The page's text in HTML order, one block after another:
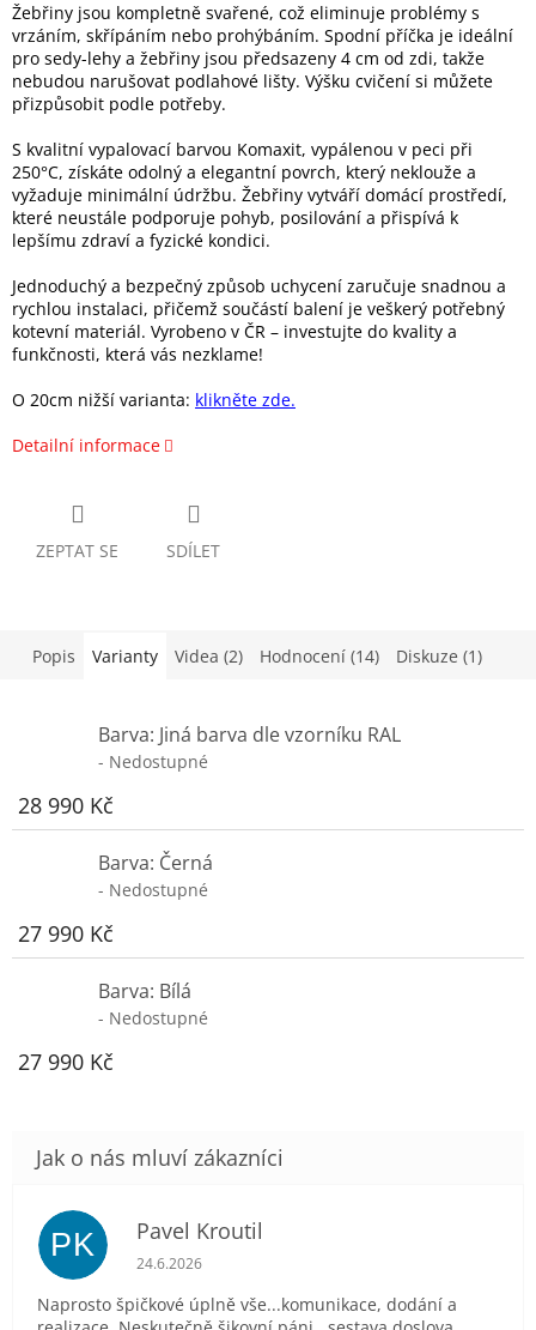
Žebřiny jsou kompletně svařené, což eliminuje problémy s
vrzáním, skřípáním nebo prohýbáním. Spodní příčka je ideální
pro sedy-lehy a žebřiny jsou předsazeny 4 cm od zdi, takže
nebudou narušovat podlahové lišty. Výšku cvičení si můžete
přizpůsobit podle potřeby.
S kvalitní vypalovací barvou Komaxit, vypálenou v peci při
250°C, získáte odolný a elegantní povrch, který neklouže a
vyžaduje minimální údržbu. Žebřiny vytváří domácí prostředí,
které neustále podporuje pohyb, posilování a přispívá k
lepšímu zdraví a fyzické kondici.
Jednoduchý a bezpečný způsob uchycení zaručuje snadnou a
rychlou instalaci, přičemž součástí balení je veškerý potřebný
kotevní materiál. Vyrobeno v ČR – investujte do kvality a
funkčnosti, která vás nezklame!
O 20cm nižší varianta: klikněte zde.
Detailní informace
ZEPTAT SE SDÍLET
Popis Varianty Videa (2) Hodnocení (14) Diskuze (1)
Barva: Jiná barva dle vzorníku RAL
- Nedostupné
28 990 Kč
Barva: Černá
- Nedostupné
27 990 Kč
Barva: Bílá
- Nedostupné
27 990 Kč
PK Pavel Kroutil
Hodnocení obchodu je 5 z 5 hvězdiček.
24.6.2026
Naprosto špičkové úplně vše...komunikace, dodání a